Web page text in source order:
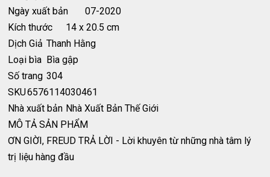
Ngày xuất bản
07-2020
Kích thước
14 x 20.5 cm
Dịch Giả Thanh Hằng
Loại bìa Bìa gập
Số trang 304
SKU6576114030461
Nhà xuất bản Nhà Xuất Bản Thế Giới
MÔ TẢ SẢN PHẨM
ƠN GIỜI, FREUD TRẢ LỜI - Lời khuyên từ những nhà tâm lý
trị liệu hàng đầu